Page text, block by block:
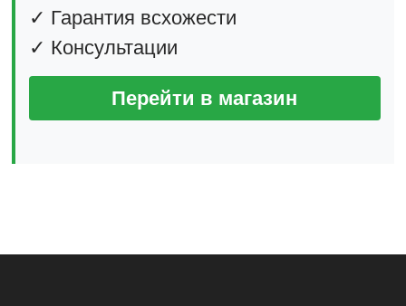
✓ Гарантия всхожести
✓ Консультации
Перейти в магазин